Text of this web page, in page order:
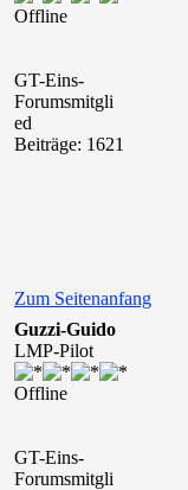
Offline
GT-Eins-
Forumsmitgli
ed
Beiträge: 1621
Zum Seitenanfang
Guzzi-Guido
LMP-Pilot
Offline
GT-Eins-
Forumsmitgli